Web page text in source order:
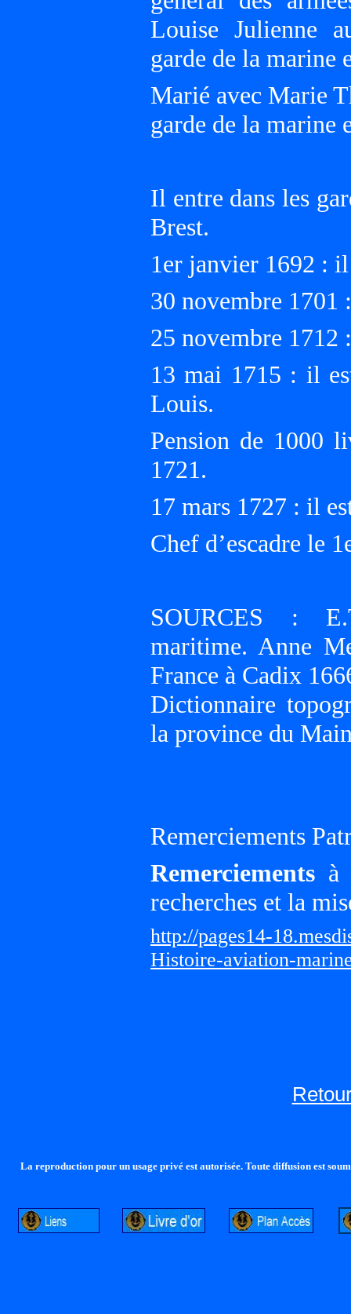
Louise Julienne
garde de la marine
Marié avec Marie
garde de la marine
Il entre dans les
Brest.
1er janvier 1692 : il
30 novembre 1701
25 novembre 1712
13 mai 1715 : il
Louis.
Pension de 1000
1721.
17 mars 1727 : il
Chef d’escadre le
SOURCES :
maritime. Anne
France à Cadix
Dictionnaire
la province du
Remerciements
Remerciements à
recherches et la
http://pages14-
Histoire-aviation-
La reproduction pour un usage privé est autorisée. Toute diffusion est